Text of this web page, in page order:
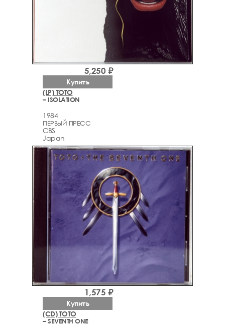
(LP) TOTO
– ISOLATION
1984
ПЕРВЫЙ ПРЕСС
CBS
Japan
5,250 ₽
Купить
(CD) TOTO
– SEVENTH ONE
1,575 ₽
Купить